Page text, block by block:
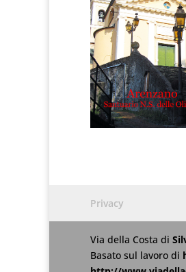
Privacy
Via della Costa di
Basato sul lavoro di